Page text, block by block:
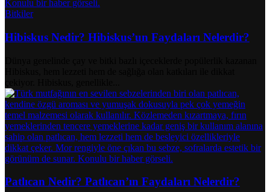
Bitkiler
Hibiskus Nedir? Hibiskus’un Faydaları Nelerdir?
Patlıcan Nedir? Patlıcan’ın Faydaları Nelerdir?